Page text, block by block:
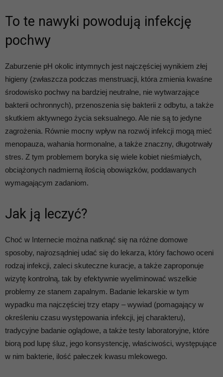
To te nawyki powodują infekcję
pochwy
Zaburzenie pH okolic intymnych jest najczęściej wynikiem złej
higieny (zwłaszcza podczas menstruacji, która zmienia kwaśne
środowisko pochwy na bardziej neutralne, nie wytwarzające
bakterii ochronnych), przenoszenia się bakterii z odbytu, a także
skutkiem aktywnego życia seksualnego. Ale nie są to jedyne
zagrożenia. Równie mocny wpływ na rozwój infekcji mogą mieć
menopauza, wahania hormonalne, a także znaczny, długotrwały
stres. Z tym problemem boryka się wiele kobiet nieśmiałych,
obciążonych nadmierną ilością obowiązków, poddawanych
wymagającym zadaniom.
Jak ją leczyć?
Choć w Internecie można natknąć się na różne domowe
sposoby, najrozsądniej udać się do lekarza, który fachowo oceni
rodzaj infekcji, zaleci skuteczne kuracje, a także zaproponuje
wizytę kontrolną, tak by efektywnie wyeliminować wszelkie
problemy ze stanem zapalnym. Badanie lekarskie w tym
wypadku ma najczęściej trzy etapy – wywiad (pomagający w
określeniu czasu występowania infekcji, jej charakteru),
tradycyjne badanie oglądowe, a także testy laboratoryjne, które
biorą pod lupę śluz, jego konsystencję, właściwości, występujące
w nim bakterie, ilość pałeczek kwasu mlekowego.